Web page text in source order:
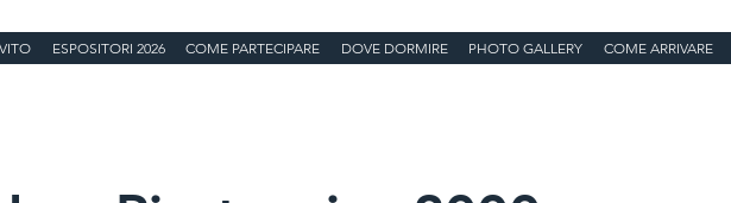
ESPOSITORI 2026 COME PARTECIPARE DOVE DORMIRE PHOTO GALLERY COME ARRIVARE